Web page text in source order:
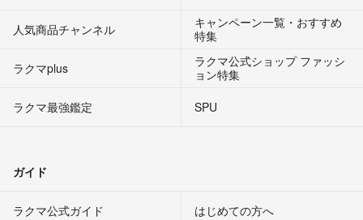
人気商品チャンネル
キャンペーン一覧・おすすめ
特集
ラクマplus
ラクマ公式ショップ ファッシ
ョン特集
ラクマ最強鑑定
SPU
ガイド
ラクマ公式ガイド はじめての方へ